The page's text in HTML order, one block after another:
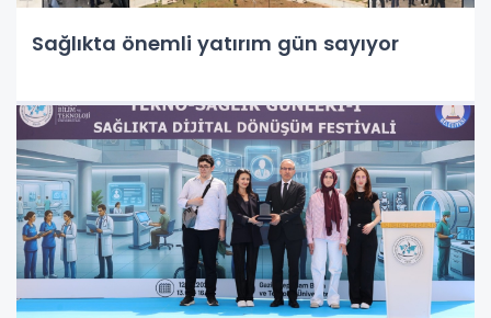
Sağlıkta önemli yatırım gün sayıyor